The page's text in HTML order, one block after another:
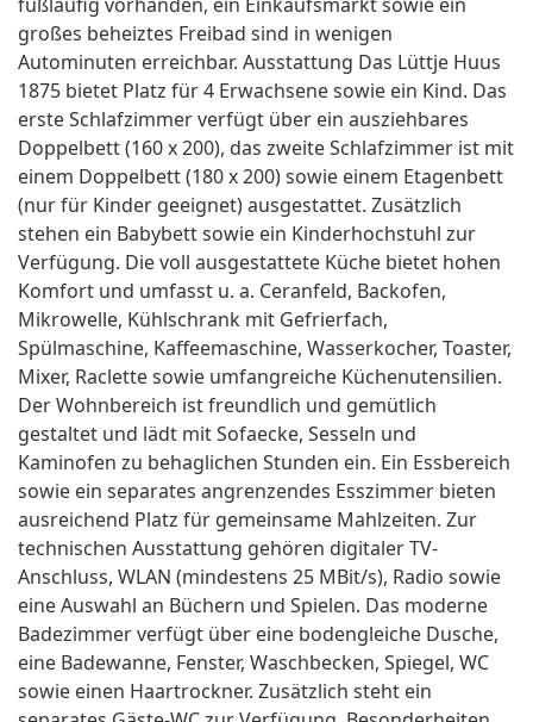
großes beheiztes Freibad sind in wenigen
Autominuten erreichbar. Ausstattung Das Lüttje Huus
1875 bietet Platz für 4 Erwachsene sowie ein Kind. Das
erste Schlafzimmer verfügt über ein ausziehbares
Doppelbett (160 x 200), das zweite Schlafzimmer ist mit
einem Doppelbett (180 x 200) sowie einem Etagenbett
(nur für Kinder geeignet) ausgestattet. Zusätzlich
stehen ein Babybett sowie ein Kinderhochstuhl zur
Verfügung. Die voll ausgestattete Küche bietet hohen
Komfort und umfasst u. a. Ceranfeld, Backofen,
Mikrowelle, Kühlschrank mit Gefrierfach,
Spülmaschine, Kaffeemaschine, Wasserkocher, Toaster,
Mixer, Raclette sowie umfangreiche Küchenutensilien.
Der Wohnbereich ist freundlich und gemütlich
gestaltet und lädt mit Sofaecke, Sesseln und
Kaminofen zu behaglichen Stunden ein. Ein Essbereich
sowie ein separates angrenzendes Esszimmer bieten
ausreichend Platz für gemeinsame Mahlzeiten. Zur
technischen Ausstattung gehören digitaler TV-
Anschluss, WLAN (mindestens 25 MBit/s), Radio sowie
eine Auswahl an Büchern und Spielen. Das moderne
Badezimmer verfügt über eine bodengleiche Dusche,
eine Badewanne, Fenster, Waschbecken, Spiegel, WC
sowie einen Haartrockner. Zusätzlich steht ein